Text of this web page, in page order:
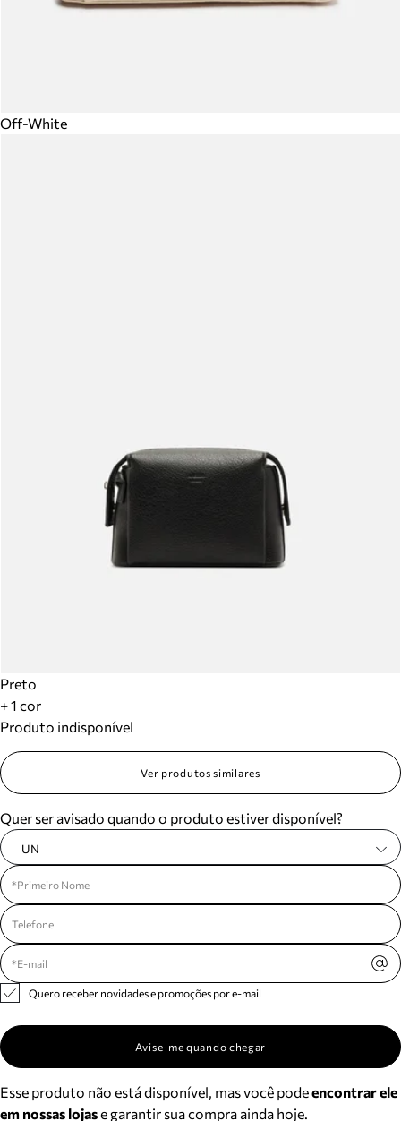
Off-White
Preto
+ 1 cor
Produto indisponível
Ver produtos similares
Quer ser avisado quando o produto estiver disponível?
UN
Quero receber novidades e promoções por e-mail
Avise-me quando chegar
Esse produto não está disponível, mas você podeencontrar ele
em nossas lojase garantir sua compra ainda hoje.